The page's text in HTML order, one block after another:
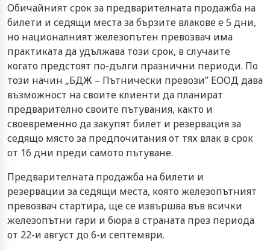
Обичайният срок за предварителната продажба на
билети и седящи места за бързите влакове е 5 дни,
но националният железопътен превозвач има
практиката да удължава този срок, в случаите
когато предстоят по-дълги празнични периоди. По
този начин „БДЖ – Пътнически превози” ЕООД дава
възможност на своите клиенти да планират
предварително своите пътувания, както и
своевременно да закупят билет и резервация за
седящо място за предпочитания от тях влак в срок
от 16 дни преди самото пътуване.
Предварителната продажба на билети и
резервации за седящи места, която железопътният
превозвач стартира, ще се извършва във всички
железопътни гари и бюра в страната през периода
от 22-и август до 6-и септември.